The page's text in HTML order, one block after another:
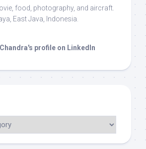
food, photography, and aircraft.
East Java, Indonesia.